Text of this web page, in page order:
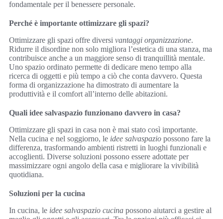
fondamentale per il benessere personale.
Perché è importante ottimizzare gli spazi?
Ottimizzare gli spazi offre diversi vantaggi organizzazione.
Ridurre il disordine non solo migliora l’estetica di una stanza, ma
contribuisce anche a un maggiore senso di tranquillità mentale.
Uno spazio ordinato permette di dedicare meno tempo alla
ricerca di oggetti e più tempo a ciò che conta davvero. Questa
forma di organizzazione ha dimostrato di aumentare la
produttività e il comfort all’interno delle abitazioni.
Quali idee salvaspazio funzionano davvero in casa?
Ottimizzare gli spazi in casa non è mai stato così importante.
Nella cucina e nel soggiorno, le idee salvaspazio possono fare la
differenza, trasformando ambienti ristretti in luoghi funzionali e
accoglienti. Diverse soluzioni possono essere adottate per
massimizzare ogni angolo della casa e migliorare la vivibilità
quotidiana.
Soluzioni per la cucina
In cucina, le idee salvaspazio cucina possono aiutarci a gestire al